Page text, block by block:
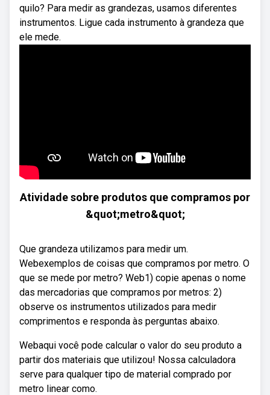
quilo? Para medir as grandezas, usamos diferentes
instrumentos. Ligue cada instrumento à grandeza que
ele mede.
Atividade sobre produtos que compramos por
&quot;metro&quot;
Que grandeza utilizamos para medir um.
Webexemplos de coisas que compramos por metro. O
que se mede por metro? Web1) copie apenas o nome
das mercadorias que compramos por metros: 2)
observe os instrumentos utilizados para medir
comprimentos e responda às perguntas abaixo.
Webaqui você pode calcular o valor do seu produto a
partir dos materiais que utilizou! Nossa calculadora
serve para qualquer tipo de material comprado por
metro linear como.